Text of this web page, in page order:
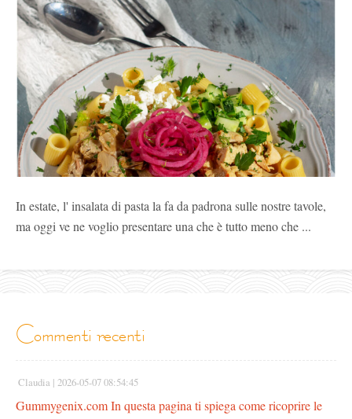
In estate, l' insalata di pasta la fa da padrona sulle nostre tavole,
ma oggi ve ne voglio presentare una che è tutto meno che ...
commenti recenti
Claudia | 2026-05-07 08:54:45
Gummygenix.com In questa pagina ti spiega come ricoprire le